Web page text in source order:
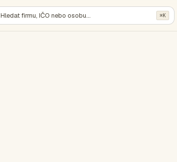
Hledat firmu, IČO nebo osobu… ⌘K